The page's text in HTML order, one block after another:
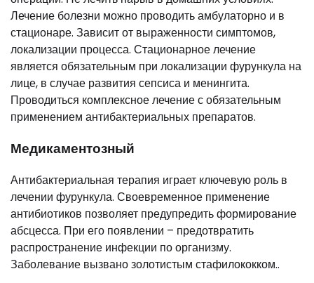
Лечение болезни можно проводить амбулаторно и в
стационаре. Зависит от выраженности симптомов,
локализации процесса. Стационарное лечение
является обязательным при локализации фурункула на
лице, в случае развития сепсиса и менингита.
Проводиться комплексное лечение с обязательным
применением антибактериальных препаратов.
Медикаментозный
Антибактериальная терапия играет ключевую роль в
лечении фурункула. Своевременное применение
антибиотиков позволяет предупредить формирование
абсцесса. При его появлении – предотвратить
распространение инфекции по организму.
Заболевание вызвано золотистым стафилококком..